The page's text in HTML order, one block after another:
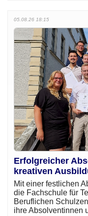
05.08.26 18:15
Erfolgreicher
kreativen
Mit einer festlichen
die Fachschule für
Beruflichen
ihre Absolventinnen